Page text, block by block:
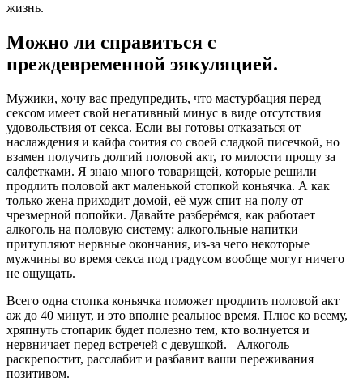
жизнь.
Можно ли справиться с
преждевременной эякуляцией.
Мужики, хочу вас предупредить, что мастурбация перед
сексом имеет свой негативный минус в виде отсутствия
удовольствия от секса. Если вы готовы отказаться от
наслаждения и кайфа соития со своей сладкой писечкой, но
взамен получить долгий половой акт, то милости прошу за
салфетками. Я знаю много товарищей, которые решили
продлить половой акт маленькой стопкой коньячка. А как
только жена приходит домой, её муж спит на полу от
чрезмерной попойки. Давайте разберёмся, как работает
алкоголь на половую систему: алкогольные напитки
притупляют нервные окончания, из-за чего некоторые
мужчины во время секса под градусом вообще могут ничего
не ощущать.
Всего одна стопка коньячка поможет продлить половой акт
аж до 40 минут, и это вполне реальное время. Плюс ко всему,
хряпнуть стопарик будет полезно тем, кто волнуется и
нервничает перед встречей с девушкой. Алкоголь
раскрепостит, расслабит и разбавит ваши переживания
позитивом.